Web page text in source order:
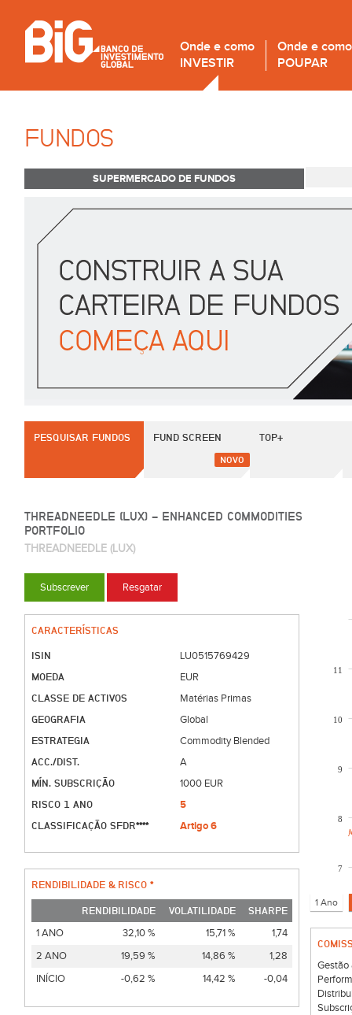
Onde e como
INVESTIR
Onde e como
POUPAR
FUNDOS
SUPERMERCADO DE FUNDOS
PESQUISAR FUNDOS FUND SCREEN
NOVO
TOP+
THREADNEEDLE (LUX) - ENHANCED COMMODITIES
PORTFOLIO
THREADNEEDLE (LUX)
Subscrever Resgatar
CARACTERÍSTICAS
ISIN
LU0515769429
MOEDA
EUR
CLASSE DE ACTIVOS
Matérias Primas
GEOGRAFIA
Global
ESTRATEGIA
Commodity Blended
ACC./DIST.
A
MÍN. SUBSCRIÇÃO
1000 EUR
RISCO 1 ANO
5
CLASSIFICAÇÃO SFDR****
Artigo 6
RENDIBILIDADE & RISCO *
RENDIBILIDADE VOLATILIDADE
SHARPE
1 ANO
32,10 % 15,71 %
1,74
2 ANO
19,59 % 14,86 %
1,28
INÍCIO
-0,62 % 14,42 % -0,04
7
8
9
10
11
Gestão